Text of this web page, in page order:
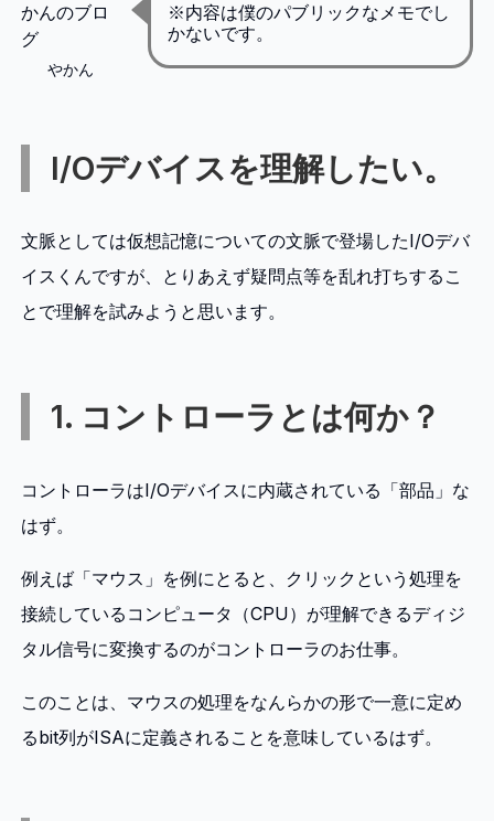
やかん
※内容は僕のパブリックなメモでし
かないです。
I/Oデバイスを理解したい。
文脈としては仮想記憶についての文脈で登場したI/Oデバ
イスくんですが、とりあえず疑問点等を乱れ打ちするこ
とで理解を試みようと思います。
1. コントローラとは何か？
コントローラはI/Oデバイスに内蔵されている「部品」な
はず。
例えば「マウス」を例にとると、クリックという処理を
接続しているコンピュータ（CPU）が理解できるディジ
タル信号に変換するのがコントローラのお仕事。
このことは、マウスの処理をなんらかの形で一意に定め
るbit列がISAに定義されることを意味しているはず。